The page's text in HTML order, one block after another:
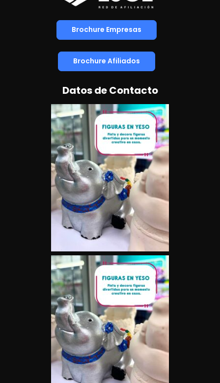
Brochure Empresas
Brochure Afiliados
Datos de Contacto